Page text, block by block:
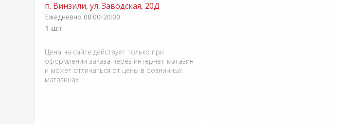
п. Винзили, ул. Заводская, 20Д
Ежедневно 08:00-20:00
1 шт
Цена на сайте действует только при
оформлении заказа через интернет-магазин
и может отличаться от цены в розничных
магазинах